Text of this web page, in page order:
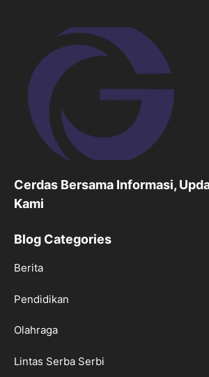
Cerdas Bersama Informasi,
Kami
Blog Categories
Berita
Pendidikan
Olahraga
Lintas Serba Serbi